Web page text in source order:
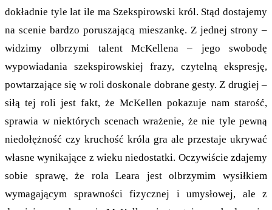
dokładnie tyle lat ile ma Szekspirowski król. Stąd dostajemy
na scenie bardzo poruszającą mieszankę. Z jednej strony –
widzimy olbrzymi talent McKellena – jego swobodę
wypowiadania szekspirowskiej frazy, czytelną ekspresję,
powtarzające się w roli doskonale dobrane gesty. Z drugiej –
siłą tej roli jest fakt, że McKellen pokazuje nam starość,
sprawia w niektórych scenach wrażenie, że nie tyle pewną
niedołężność czy kruchość króla gra ale przestaje ukrywać
własne wynikające z wieku niedostatki. Oczywiście zdajemy
sobie sprawę, że rola Leara jest olbrzymim wysiłkiem
wymagającym sprawności fizycznej i umysłowej, ale z